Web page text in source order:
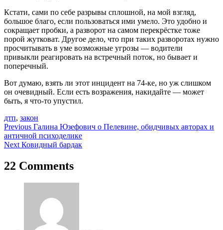
Кстати, сами по себе разрывы сплошной, на мой взгляд,
большое благо, если пользоваться ими умело. Это удобно и
сокращает пробки, а разворот на самом перекрёстке тоже
порой жутковат. Другое дело, что при таких разворотах нужно
просчитывать в уме возможные угрозы — водители
привыкли реагировать на встречный поток, но бывает и
поперечный.
Вот думаю, взять ли этот инцидент на 74-ке, но уж слишком
он очевидный. Если есть возражения, накидайте — может
быть, я что-то упустил.
дтп, закон
Навигация
по
Previous Галина Юзефович о Пелевине, обидчивых авторах и
античной психоделике
Next Ковидный бардак
22 Comments